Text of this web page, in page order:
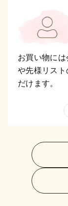
お買い物に
や先様リス
だけます。